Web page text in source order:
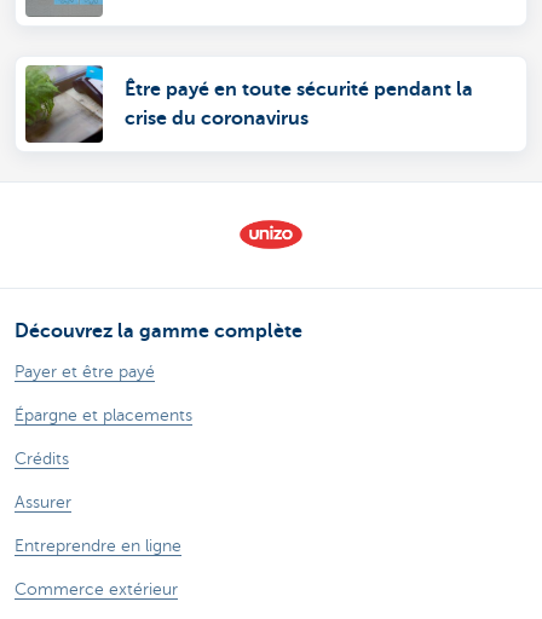
Être payé en toute sécurité pendant la
crise du coronavirus
Découvrez la gamme complète
Payer et être payé
Épargne et placements
Crédits
Assurer
Entreprendre en ligne
Commerce extérieur